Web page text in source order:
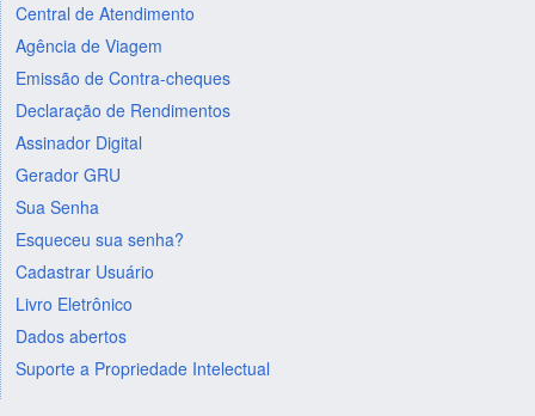
Central de Atendimento
Agência de Viagem
Emissão de Contra-cheques
Declaração de Rendimentos
Assinador Digital
Gerador GRU
Sua Senha
Esqueceu sua senha?
Cadastrar Usuário
Livro Eletrônico
Dados abertos
Suporte a Propriedade Intelectual